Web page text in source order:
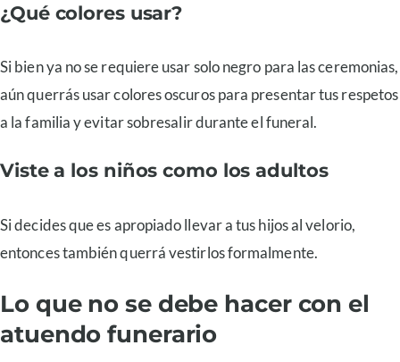
¿Qué colores usar?
Si bien ya no se requiere usar solo negro para las ceremonias,
aún querrás usar colores oscuros para presentar tus respetos
a la familia y evitar sobresalir durante el funeral.
Viste a los niños como los adultos
Si decides que es apropiado llevar a tus hijos al velorio,
entonces también querrá vestirlos formalmente.
Lo que no se debe hacer con el
atuendo funerario